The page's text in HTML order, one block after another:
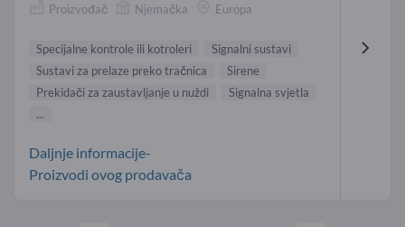
Proizvođač Njemačka Europa
Specijalne kontrole ili kotroleri
Signalni sustavi
Sustavi za prelaze preko tračnica
Sirene
Prekidači za zaustavljanje u nuždi
Signalna svjetla
...
Daljnje informacije-
Proizvodi ovog prodavača